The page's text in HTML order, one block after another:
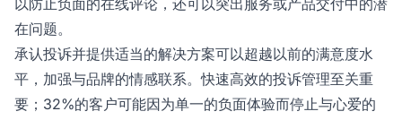
以防止负面的在线评论，还可以突出服务或产品交付中的潜
在问题。
承认投诉并提供适当的解决方案可以超越以前的满意度水
平，加强与品牌的情感联系。快速高效的投诉管理至关重
要；32%的客户可能因为单一的负面体验而停止与心爱的